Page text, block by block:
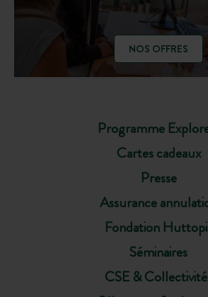
Programme
Cartes cadeaux
Presse
Assurance
Fondation
Séminaires
CSE &
NOS OFFRES